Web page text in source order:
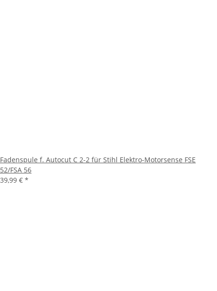
Fadenspule f. Autocut C 2-2 für Stihl Elektro-Motorsense FSE
52/FSA 56
39,99 € *